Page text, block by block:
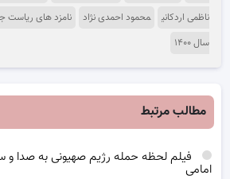
ناظمی اردکانی
محمود احمدی نژاد نامزد های ریاست
سال ۱۴۰۰
مطالب مرتبط
فیلم لحظه حمله رژیم صهیونی به صدا و
امامی